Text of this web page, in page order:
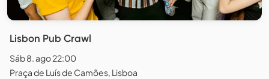
Lisbon Pub Crawl
Sáb 8. ago 22:00
Praça de Luís de Camões, Lisboa